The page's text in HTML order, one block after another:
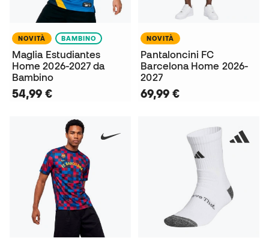
NOVITÀ BAMBINO
Maglia Estudiantes
Home 2026-2027 da
Bambino
54,99 €
NOVITÀ
Pantaloncini FC
Barcelona Home 2026-
2027
69,99 €